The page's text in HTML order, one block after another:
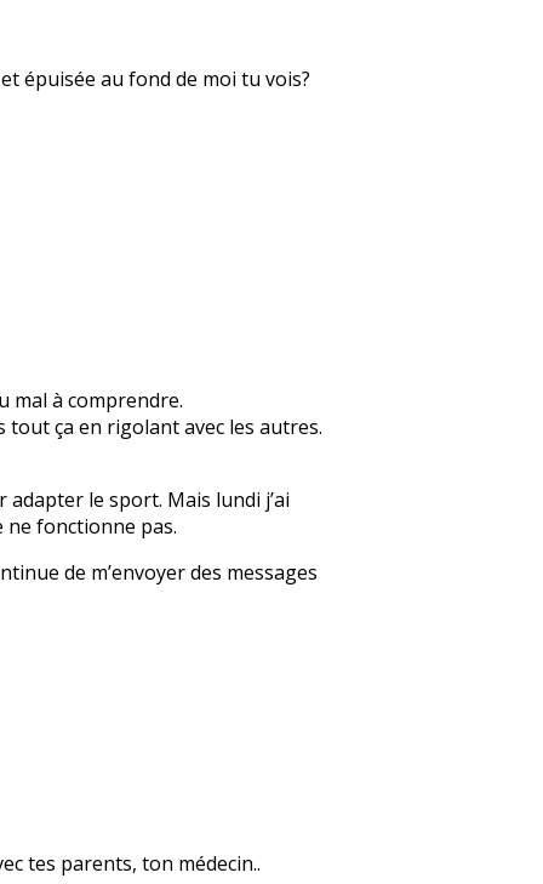
épuisée au fond de moi tu vois?
mal à comprendre.
tout ça en rigolant avec les autres.
le sport. Mais lundi j’ai
ne fonctionne pas.
de m’envoyer des messages
tes parents, ton médecin..